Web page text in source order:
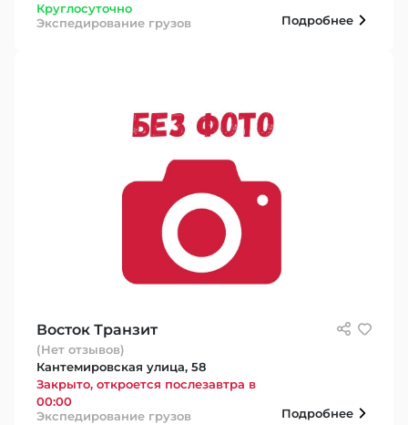
Круглосуточно
Экспедирование грузов
Подробнее
Восток Транзит
(Нет отзывов)
Кантемировская улица, 58
Закрыто, откроется послезавтра в
00:00
Экспедирование грузов
Подробнее